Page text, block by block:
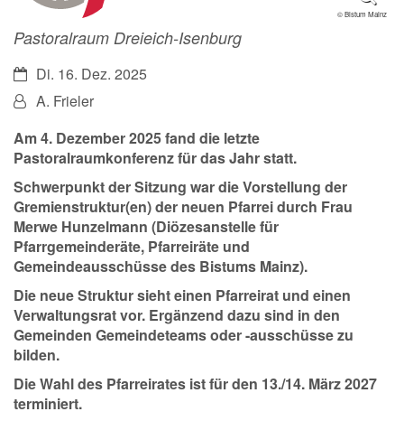
© Bistum Mainz
Pastoralraum Dreieich-Isenburg
Datum:Di. 16. Dez. 2025
Von:A. Frieler
Am 4. Dezember 2025 fand die letzte
Pastoralraumkonferenz für das Jahr statt.
Schwerpunkt der Sitzung war die Vorstellung der
Gremienstruktur(en) der neuen Pfarrei durch Frau
Merwe Hunzelmann (Diözesanstelle für
Pfarrgemeinderäte, Pfarreiräte und
Gemeindeausschüsse des Bistums Mainz).
Die neue Struktur sieht einen Pfarreirat und einen
Verwaltungsrat vor. Ergänzend dazu sind in den
Gemeinden Gemeindeteams oder -ausschüsse zu
bilden.
Die Wahl des Pfarreirates ist für den 13./14. März 2027
terminiert.